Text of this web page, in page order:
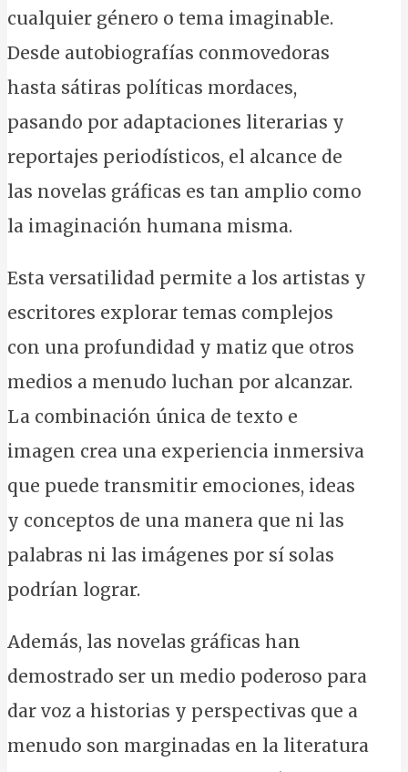
cualquier género o tema imaginable.
Desde autobiografías conmovedoras
hasta sátiras políticas mordaces,
pasando por adaptaciones literarias y
reportajes periodísticos, el alcance de
las novelas gráficas es tan amplio como
la imaginación humana misma.
Esta versatilidad permite a los artistas y
escritores explorar temas complejos
con una profundidad y matiz que otros
medios a menudo luchan por alcanzar.
La combinación única de texto e
imagen crea una experiencia inmersiva
que puede transmitir emociones, ideas
y conceptos de una manera que ni las
palabras ni las imágenes por sí solas
podrían lograr.
Además, las novelas gráficas han
demostrado ser un medio poderoso para
dar voz a historias y perspectivas que a
menudo son marginadas en la literatura